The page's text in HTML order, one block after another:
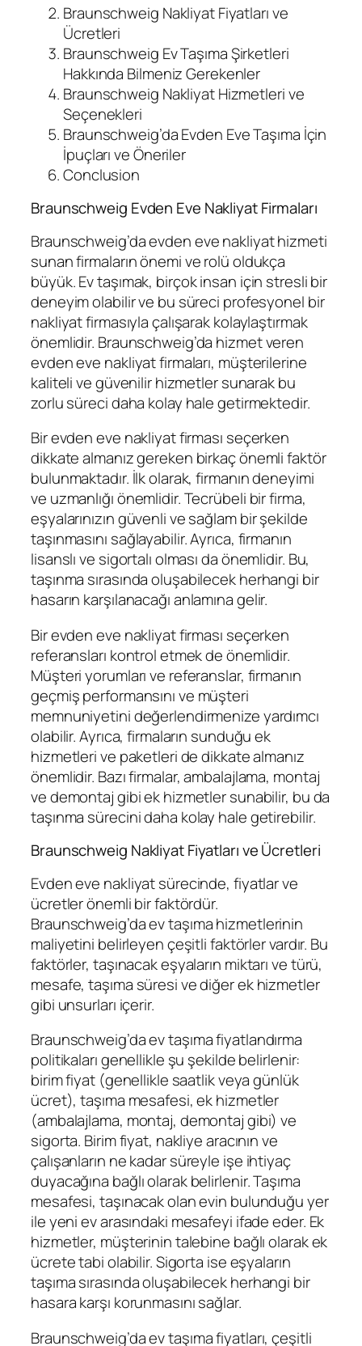
Braunschweig Nakliyat Fiyatları ve
Ücretleri
Braunschweig Ev Taşıma Şirketleri
Hakkında Bilmeniz Gerekenler
Braunschweig Nakliyat Hizmetleri ve
Seçenekleri
Braunschweig’da Evden Eve Taşıma İçin
İpuçları ve Öneriler
Conclusion
Braunschweig Evden Eve Nakliyat Firmaları
Braunschweig’da evden eve nakliyat hizmeti
sunan firmaların önemi ve rolü oldukça
büyük. Ev taşımak, birçok insan için stresli bir
deneyim olabilir ve bu süreci profesyonel bir
nakliyat firmasıyla çalışarak kolaylaştırmak
önemlidir. Braunschweig’da hizmet veren
evden eve nakliyat firmaları, müşterilerine
kaliteli ve güvenilir hizmetler sunarak bu
zorlu süreci daha kolay hale getirmektedir.
Bir evden eve nakliyat firması seçerken
dikkate almanız gereken birkaç önemli faktör
bulunmaktadır. İlk olarak, firmanın deneyimi
ve uzmanlığı önemlidir. Tecrübeli bir firma,
eşyalarınızın güvenli ve sağlam bir şekilde
taşınmasını sağlayabilir. Ayrıca, firmanın
lisanslı ve sigortalı olması da önemlidir. Bu,
taşınma sırasında oluşabilecek herhangi bir
hasarın karşılanacağı anlamına gelir.
Bir evden eve nakliyat firması seçerken
referansları kontrol etmek de önemlidir.
Müşteri yorumları ve referanslar, firmanın
geçmiş performansını ve müşteri
memnuniyetini değerlendirmenize yardımcı
olabilir. Ayrıca, firmaların sunduğu ek
hizmetleri ve paketleri de dikkate almanız
önemlidir. Bazı firmalar, ambalajlama, montaj
ve demontaj gibi ek hizmetler sunabilir, bu da
taşınma sürecini daha kolay hale getirebilir.
Braunschweig Nakliyat Fiyatları ve Ücretleri
Evden eve nakliyat sürecinde, fiyatlar ve
ücretler önemli bir faktördür.
Braunschweig’da ev taşıma hizmetlerinin
maliyetini belirleyen çeşitli faktörler vardır. Bu
faktörler, taşınacak eşyaların miktarı ve türü,
mesafe, taşıma süresi ve diğer ek hizmetler
gibi unsurları içerir.
Braunschweig’da ev taşıma fiyatlandırma
politikaları genellikle şu şekilde belirlenir:
birim fiyat (genellikle saatlik veya günlük
ücret), taşıma mesafesi, ek hizmetler
(ambalajlama, montaj, demontaj gibi) ve
sigorta. Birim fiyat, nakliye aracının ve
çalışanların ne kadar süreyle işe ihtiyaç
duyacağına bağlı olarak belirlenir. Taşıma
mesafesi, taşınacak olan evin bulunduğu yer
ile yeni ev arasındaki mesafeyi ifade eder. Ek
hizmetler, müşterinin talebine bağlı olarak ek
ücrete tabi olabilir. Sigorta ise eşyaların
taşıma sırasında oluşabilecek herhangi bir
hasara karşı korunmasını sağlar.
Braunschweig’da ev taşıma fiyatları, çeşitli